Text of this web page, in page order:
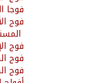
فوجا
فوج
فوج
فوج
فوج